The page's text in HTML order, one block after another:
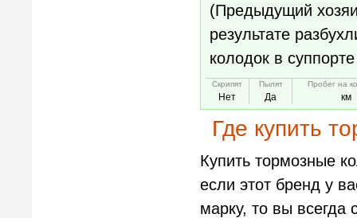
(Предыдущий
результате
колодок в
Скрипят
Нет
Пылят
Да
Пробег на
км
Где купить
Купить тормозные
если этот бренд у
марку, то вы всегда